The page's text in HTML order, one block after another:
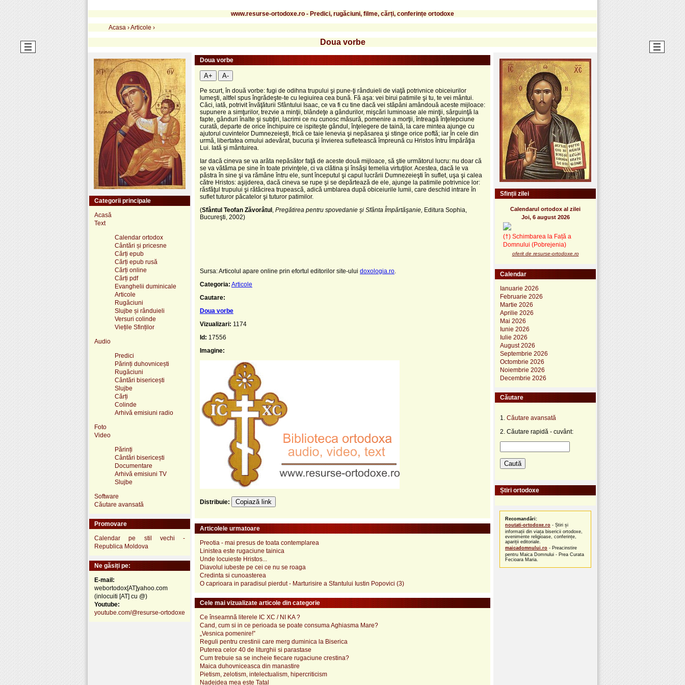
www.resurse-ortodoxe.ro - Predici, rugăciuni, filme, cărți, conferințe ortodoxe
Acasa ›Articole ›
Doua vorbe
Doua vorbe
A+ A-
Pe scurt, în două vorbe: fugi de odihna trupului şi pune-ţi rânduieli de viaţă potrivnice obiceiurilor
lumeşti, altfel spus îngrădeşte-te cu legiuirea cea bună. Fă aşa: vei birui patimile şi tu, te vei mântui.
Căci, iată, potrivit învăţăturii Sfântului Isaac, ce va fi cu tine dacă vei stăpâni amândouă aceste mijloace:
supunere a simţurilor, trezvie a minţii, blândeţe a gândurilor, mişcări luminoase ale minţii, sârguinţă la
fapte, gânduri înalte şi subţiri, lacrimi ce nu cunosc măsură, pomenire a morţii, întreagă înţelepciune
curată, departe de orice închipuire ce ispiteşte gândul, înţelegere de taină, la care mintea ajunge cu
ajutorul cuvintelor Dumnezeieşti, frică ce taie lenevia şi nepăsarea şi stinge orice poftă; iar în cele din
urmă, libertatea omului adevărat, bucuria şi învierea sufletească împreună cu Hristos întru Împărăţia
Lui. Iată şi mântuirea.
Iar dacă cineva se va arăta nepăsător faţă de aceste două mijloace, să ştie următorul lucru: nu doar că
se va vătăma pe sine în toate privinţele, ci va clătina şi însăşi temelia virtuţilor. Acestea, dacă le va
păstra în sine şi va rămâne întru ele, sunt începutul şi capul lucrării Dumnezeieşti în suflet, uşa şi calea
către Hristos: aşijderea, dacă cineva se rupe şi se depărtează de ele, ajunge la patimile potrivnice lor:
răsfăţul trupului şi rătăcirea trupească, adică umblarea după obiceiurile lumii, care deschid intrare în
suflet tuturor păcatelor şi tuturor patimilor.
(Sfântul Teofan Zăvorâtul Pregătirea pentru spovedanie şi Sfânta Împărtăşanie, Editura Sophia,
Bucureşti, 2002)
Sursa: Articolul apare online prin efortul editorilor site-ului doxologia.ro
Categoria: Articole
Cautare:
Doua vorbe
Vizualizari: 1174
Id: 17556
Imagine:
Distribuie: Copiază link
Articolele urmatoare
Preotia - mai presus de toata contemplarea
Linistea este rugaciune tainica
Unde locuieste Hristos...
Diavolul iubeste pe cei ce nu se roaga
Credinta si cunoasterea
O caprioara in paradisul pierdut - Marturisire a Sfantului Iustin Popovici (3)
Cele mai vizualizate articole din categorie
Ce înseamnă literele IC XC / NI KA ?
Cand, cum si in ce perioada se poate consuma Aghiasma Mare?
„Vesnica pomenire!”
Reguli pentru crestinii care merg duminica la Biserica
Puterea celor 40 de liturghii si parastase
Cum trebuie sa se incheie fiecare rugaciune crestina?
Maica duhovniceasca din manastire
Pietism, zelotism, intelectualism, hipercriticism
Nadejdea mea este Tatal
Categorii principale
Acasă
Text
Calendar ortodox
Cântări și pricesne
Cărți epub
Cărți epub rusă
Cărți online
Cărți pdf
Evanghelii duminicale
Articole
Rugăciuni
Slujbe și rânduieli
Versuri colinde
Viețile Sfinților
Audio
Predici
Părinți duhovnicești
Rugăciuni
Cântări bisericești
Slujbe
Cărți
Colinde
Arhivă emisiuni radio
Foto
Video
Părinți
Cântări bisericești
Documentare
Arhivă emisiuni TV
Slujbe
Software
Căutare avansată
Promovare
Calendar pe stil vechi -
Republica Moldova
Ne găsiți pe:
E-mail:
webortodox[AT]yahoo.com
(inlocuiti [AT] cu @)
Youtube:
youtube.com/@resurse-ortodoxe
Sfinții zilei
Calendarul ortodox al zilei
Joi, 6 august 2026
(†) Schimbarea la Față a
Domnului (Pobrejenia)
oferit de resurse-ortodoxe.ro
Calendar
Ianuarie 2026
Februarie 2026
Martie 2026
Aprilie 2026
Mai 2026
Iunie 2026
Iulie 2026
August 2026
Septembrie 2026
Octombrie 2026
Noiembrie 2026
Decembrie 2026
Căutare
1. Căutare avansată
2. Căutare rapidă - cuvânt:
Știri ortodoxe
Recomandări:
noutati-ortodoxe.ro - Știri și
informații din viața bisericii ortodoxe,
evenimente religioase, conferințe,
apariții editoriale.
maicadomnului.ro - Preacinstire
pentru Maica Domnului - Prea Curata
Fecioara Maria.